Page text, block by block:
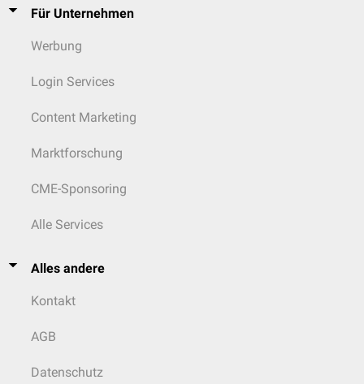
Für Unternehmen
Werbung
Login Services
Content Marketing
Marktforschung
CME-Sponsoring
Alle Services
Alles andere
Kontakt
AGB
Datenschutz